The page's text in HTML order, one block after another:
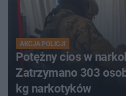
AKCJA POLICJI
Potężny cios w
Zatrzymano 303 osoby i przejęto 72
kg narkotyków